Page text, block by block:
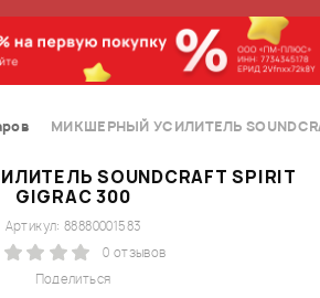
МИКШЕРНЫЙ УСИЛИТЕЛЬ
SOUNDCRAFT SPIRIT
GIGRAC 300
Поделиться
Артикул: 88880001583
0 отзывов